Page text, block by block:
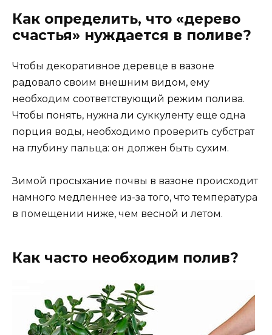
Как определить, что «дерево
счастья» нуждается в поливе?
Чтобы декоративное деревце в вазоне
радовало своим внешним видом, ему
необходим соответствующий режим полива.
Чтобы понять, нужна ли суккуленту еще одна
порция воды, необходимо проверить субстрат
на глубину пальца: он должен быть сухим.
Зимой просыхание почвы в вазоне происходит
намного медленнее из-за того, что температура
в помещении ниже, чем весной и летом.
Как часто необходим полив?